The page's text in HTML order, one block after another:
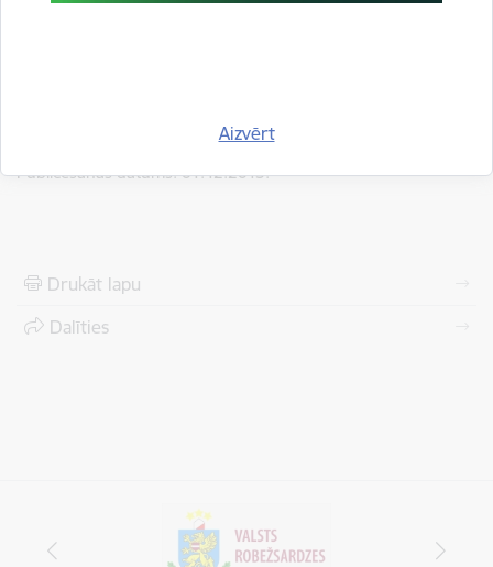
Aizvērt
Publicēšanas datums: 01.12.2015.
Drukāt lapu
Dalīties